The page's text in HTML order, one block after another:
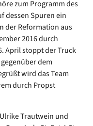
zum Programm des
dessen Spuren ein
der Reformation aus
2016 durch
April stoppt der Truck
dem
wird das Team
durch Propst
Trautwein und